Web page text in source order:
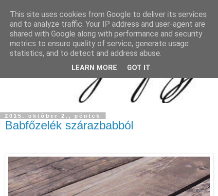
2015. október 2., péntek
Babfőzelék szárazbabból
This site uses cookies from Google to deliver its services
and to analyze traffic. Your IP address and user-agent are
shared with Google along with performance and security
metrics to ensure quality of service, generate usage
statistics, and to detect and address abuse.
LEARN MORE GOT IT